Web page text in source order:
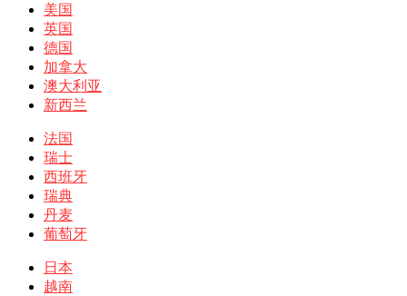
美国
英国
德国
加拿大
澳大利亚
新西兰
法国
瑞士
西班牙
瑞典
丹麦
葡萄牙
日本
越南